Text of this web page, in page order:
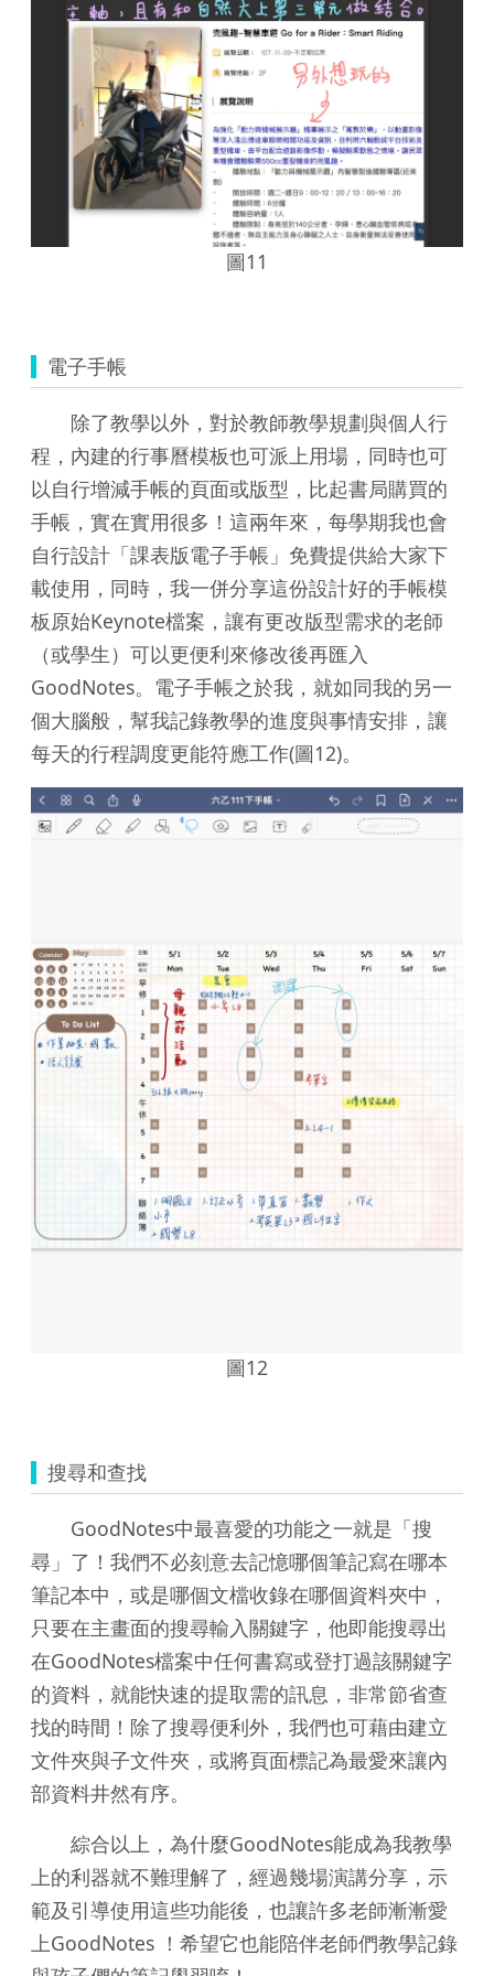
圖11
電子手帳
除了教學以外，對於教師教學規劃與個人行
程，內建的行事曆模板也可派上用場，同時也可
以自行增減手帳的頁面或版型，比起書局購買的
手帳，實在實用很多！這兩年來，每學期我也會
自行設計「課表版電子手帳」免費提供給大家下
載使用，同時，我一併分享這份設計好的手帳模
板原始Keynote檔案，讓有更改版型需求的老師
（或學生）可以更便利來修改後再匯入
GoodNotes。電子手帳之於我，就如同我的另一
個大腦般，幫我記錄教學的進度與事情安排，讓
每天的行程調度更能符應工作(圖12)。
圖12
搜尋和查找
GoodNotes中最喜愛的功能之一就是「搜
尋」了！我們不必刻意去記憶哪個筆記寫在哪本
筆記本中，或是哪個文檔收錄在哪個資料夾中，
只要在主畫面的搜尋輸入關鍵字，他即能搜尋出
在GoodNotes檔案中任何書寫或登打過該關鍵字
的資料，就能快速的提取需的訊息，非常節省查
找的時間！除了搜尋便利外，我們也可藉由建立
文件夾與子文件夾，或將頁面標記為最愛來讓內
部資料井然有序。
綜合以上，為什麼GoodNotes能成為我教學
上的利器就不難理解了，經過幾場演講分享，示
範及引導使用這些功能後，也讓許多老師漸漸愛
上GoodNotes ！希望它也能陪伴老師們教學記錄